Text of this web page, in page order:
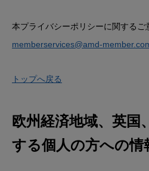
本プライバシーポリシーに関するご
memberservices@amd-
トップへ戻る
欧州経済地域、英国
する個人の方への情